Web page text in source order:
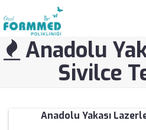
Anadolu
Sivilce
Anadolu Yakası